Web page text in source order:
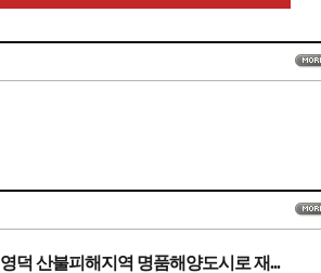
영덕 산불피해지역 명품해양도시로 재...